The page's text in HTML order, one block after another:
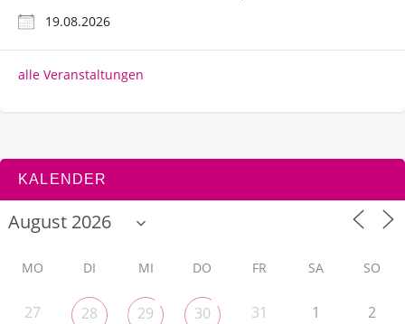
19.08.2026
alle Veranstaltungen
KALENDER
MO DI MI DO FR SA SO
27 28 29 30 31 1 2